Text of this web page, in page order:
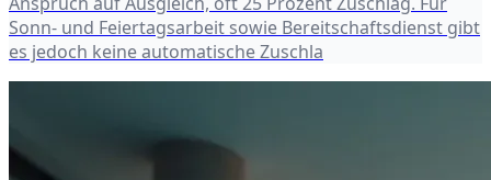
Sonn- und Feiertagsarbeit sowie Bereitschaftsdienst gibt
es jedoch keine automatische Zuschla